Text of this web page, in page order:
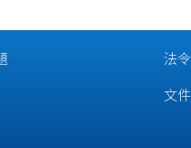
法
文